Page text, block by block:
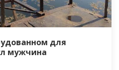
для
мужчина